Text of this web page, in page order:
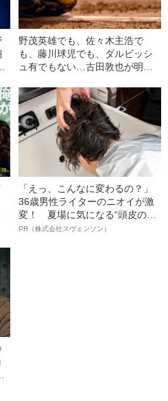
野茂英雄でも、佐々木主浩で
も、藤川球児でも、ダルビッシ
ュ有でもない…古田敦也が明か
「えっ、こんなに変わるの？」
36歳男性ライターのニオイが激
変！ 夏場に気になる“頭皮のニ
オイ”や“ベタつき”を解消す
PR（株式会社スヴェンソン）